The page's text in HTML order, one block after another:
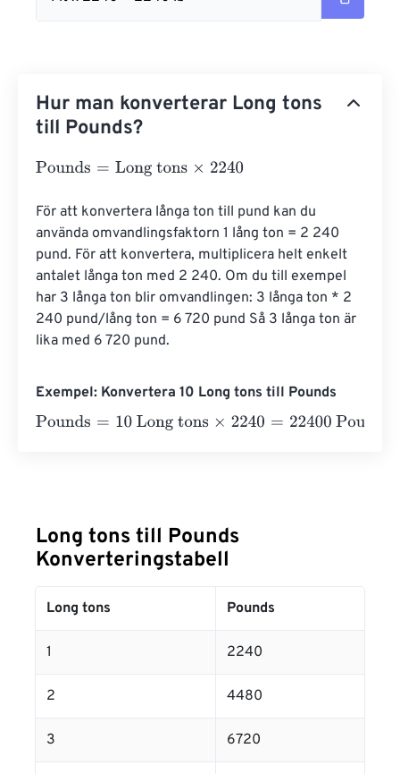
Hur man konverterar Long tons
till Pounds?
Pounds= Long tons×2240
För att konvertera långa ton till pund kan du
använda omvandlingsfaktorn 1 lång ton = 2 240
pund. För att konvertera, multiplicera helt enkelt
antalet långa ton med 2 240. Om du till exempel
har 3 långa ton blir omvandlingen: 3 långa ton * 2
240 pund/lång ton = 6 720 pund Så 3 långa ton är
lika med 6 720 pund.
Exempel: Konvertera 10 Long tons till Pounds
Pounds= 10 Long tons ×2240= 22400 Pounds
Long tons till Pounds
Konverteringstabell
Long tons Pounds
1 2240
2 4480
3 6720